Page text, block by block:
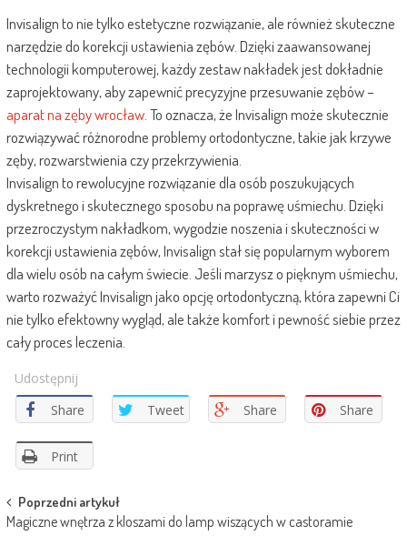
Invisalign to nie tylko estetyczne rozwiązanie, ale również skuteczne
narzędzie do korekcji ustawienia zębów. Dzięki zaawansowanej
technologii komputerowej, każdy zestaw nakładek jest dokładnie
zaprojektowany, aby zapewnić precyzyjne przesuwanie zębów –
aparat na zęby wrocław. To oznacza, że Invisalign może skutecznie
rozwiązywać różnorodne problemy ortodontyczne, takie jak krzywe
zęby, rozwarstwienia czy przekrzywienia.
Invisalign to rewolucyjne rozwiązanie dla osób poszukujących
dyskretnego i skutecznego sposobu na poprawę uśmiechu. Dzięki
przezroczystym nakładkom, wygodzie noszenia i skuteczności w
korekcji ustawienia zębów, Invisalign stał się popularnym wyborem
dla wielu osób na całym świecie. Jeśli marzysz o pięknym uśmiechu,
warto rozważyć Invisalign jako opcję ortodontyczną, która zapewni Ci
nie tylko efektowny wygląd, ale także komfort i pewność siebie przez
cały proces leczenia.
Udostępnij
Share
Tweet Share Share
Print
Post
navigation
Poprzedni artykuł
Magiczne wnętrza z kloszami do lamp wiszących w castoramie